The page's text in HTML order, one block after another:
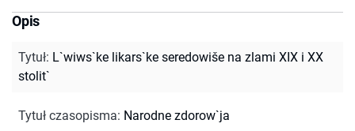
Opis
Tytuł: L`wiws`ke likars`ke seredowiše na zlami XIX i XX
stolit`
Tytuł czasopisma: Narodne zdorow`ja